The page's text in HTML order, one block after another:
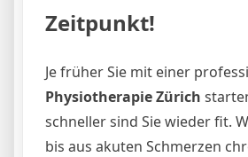
Zeitpunkt!
Je früher Sie mit einer
Physiotherapie Zürich
schneller sind Sie wieder fit.
bis aus akuten Schmerzen